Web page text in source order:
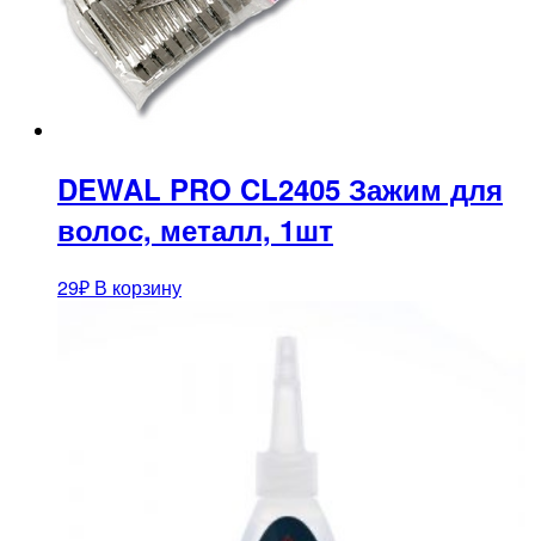
DEWAL PRO CL2405 Зажим для
волос, металл, 1шт
29₽ В корзину